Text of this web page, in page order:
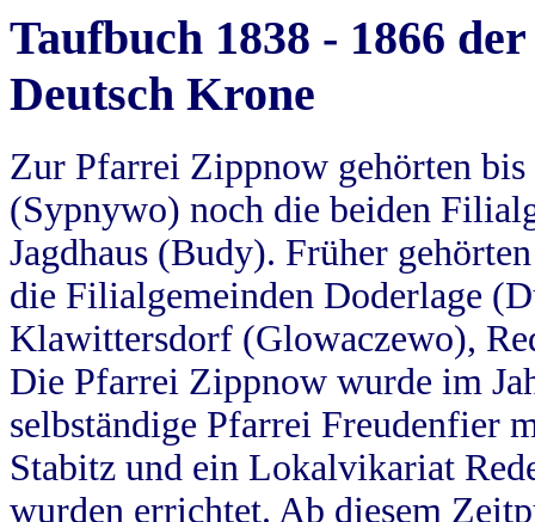
Taufbuch 1838 - 1866
Deutsch Krone
Zur Pfarrei Zippnow gehörten
(Sypnywo) noch die beiden
Jagdhaus (Budy). Früher
die Filialgemeinden Doderlage
Klawittersdorf (Glowaczewo),
Die Pfarrei Zippnow wurde im
selbständige Pfarrei Freudenfier
Stabitz und ein Lokalvikariat
wurden errichtet. Ab diesem